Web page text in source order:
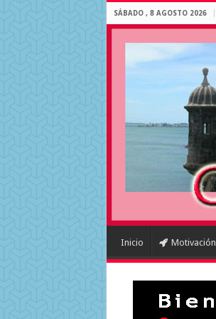
SÁBADO , 8 AGOSTO 2026
Inicio Motivación